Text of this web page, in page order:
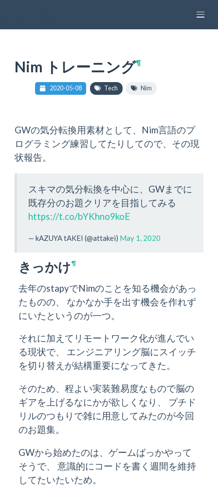
Nim トレーニング¶
2020-05-08 Tech Nim
GWの気分転換用素材として、Nim言語のプ
ログラミング練習してたりしてので、その現
状報告。
スキマの気分転換を中心に、GWまでに
既存分のお題クリアを目指してみる
https://t.co/bYKhno9koE
— kAZUYA tAKEI (@attakei) May 1, 2020
きっかけ¶
去年のstapyでNimのことを知る機会があっ
たものの、 なかなか手を出す機会を作れず
にいたというのが一つ。
それに加えてリモートワーク化が進んでい
る現状で、 エンジニアリング脳にスイッチ
を切り替えが結構重要になってきた。
そのため、程よい実装難易度なもので脳の
ギアを上げるなにかが欲しくなり、 プチド
リルのつもりで雑に用意してみたのが今回
のお題集。
GWから始めたのは、ゲームばっかやって
そうで、 意識的にコードを書く週間を維持
してたいたいため。